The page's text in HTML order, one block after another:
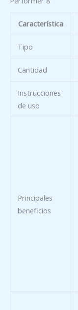
Característica
Tipo
Cantidad
Instrucciones
de uso
Principales
beneficios